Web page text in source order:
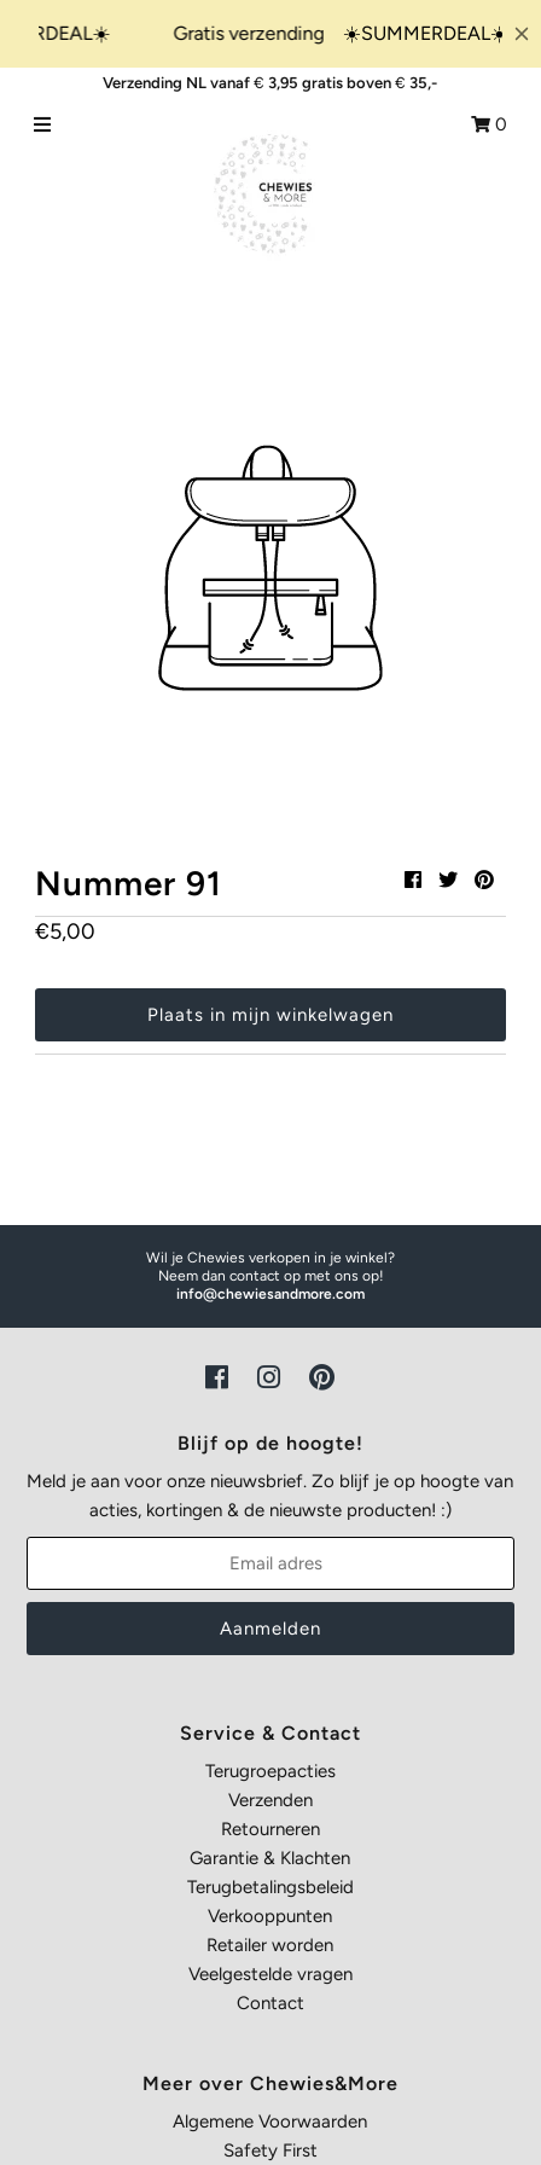
Meld je aan/Aanmaken
0
Mijn winkelwagen
Stylish, Safe & Certified!
Heb je onze SALE pagina al gezien?
Verzending NL vanaf€3,95 gratis boven€35,-
0
Nummer 91
Normale
€5,00
Wil je Chewies verkopen in je winkel?
Neem dan contact op met ons op!
info@chewiesandmore.com
Blijf op de hoogte!
Meld je aan voor onze nieuwsbrief. Zo blijf je op hoogte van
acties, kortingen & de nieuwste producten! :)
Service & Contact
Terugroepacties
Verzenden
Retourneren
Garantie & Klachten
Terugbetalingsbeleid
Verkooppunten
Retailer worden
Veelgestelde vragen
Contact
Meer over Chewies&More
Algemene Voorwaarden
Safety First